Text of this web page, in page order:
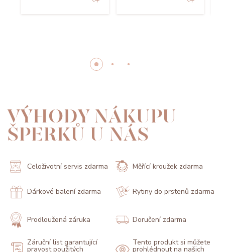
VÝHODY NÁKUPU
ŠPERKŮ U NÁS
Celoživotní servis zdarma Měřící kroužek zdarma
Dárkové balení zdarma Rytiny do prstenů zdarma
Prodloužená záruka Doručení zdarma
Záruční list garantující
pravost použitých
Tento produkt si můžete
prohlédnout na našich